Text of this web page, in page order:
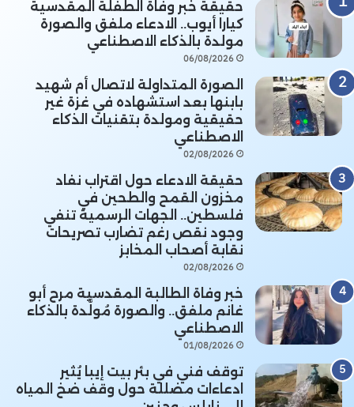
حقيقة خبر وفاة الطفلة المقدسية
كيارا أيوب.. الادعاء ملفق والصورة
مولدة بالذكاء الاصطناعي
06/08/2026
الصورة المتداولة لاتصال أم شهيد
بابنها بعد استشهاده في غزة غير
حقيقية ومولدة بتقنيات الذكاء
الاصطناعي
02/08/2026
حقيقة الادعاء حول اقتراب نفاد
مخزون القمح والطحين في
فلسطين.. الجهات الرسمية تنفي
وجود نقص رغم تضارب تصريحات
نقابة أصحاب المخابز
02/08/2026
خبر وفاة الطالبة المقدسية مرح أبو
غانم ملفق.. والصورة مُولَّدة بالذكاء
الاصطناعي
01/08/2026
توقف فني في بئر بيت إيبا يُثير
ادعاءات مضللة حول وقف ضخ المياه